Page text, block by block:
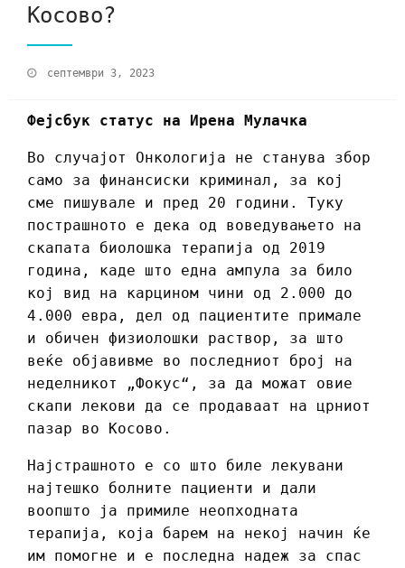
Косово?
септември 3, 2023
Фејсбук статус на Ирена Мулачка
Во случајот Онкологија не станува збор
само за финансиски криминал, за кој
сме пишувале и пред 20 години. Туку
пострашното е дека од воведувањето на
скапата биолошка терапија од 2019
година, каде што една ампула за било
кој вид на карцином чини од 2.000 до
4.000 евра, дел од пациентите примале
и обичен физиолошки раствор, за што
веќе објавивме во последниот број на
неделникот „Фокус“, за да можат овие
скапи лекови да се продаваат на црниот
пазар во Косово.
Најстрашното е со што биле лекувани
најтешко болните пациенти и дали
воопшто ја примиле неопходната
терапија, која барем на некој начин ќе
им помогне и е последна надеж за спас